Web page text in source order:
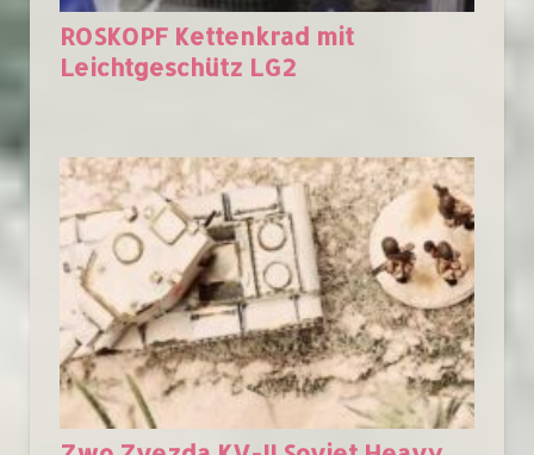
ROSKOPF Kettenkrad mit
Leichtgeschütz LG2